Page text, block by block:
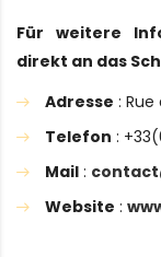
Für weitere
direkt an das
Adresse : Rue
Telefon :
Mail :
Website :